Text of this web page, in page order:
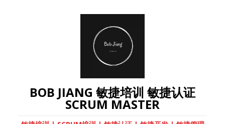
BOB JIANG 敏捷培训 敏捷认证
SCRUM MASTER